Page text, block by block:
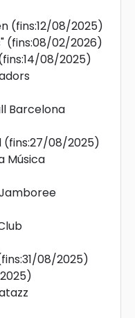
(fins:12/08/2025)
(fins:08/02/2026)
08/2025)
Barcelona
(fins:27/08/2025)
Música
08/2025)